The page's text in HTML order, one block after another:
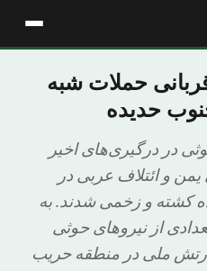
قربانی حملات شبه
حدیده
در درگیری‌های اخیر
و ائتلاف عربی در
کشته و زخمی شدند. به
از نیروهای حوثی
ارتش ملی در منطقه حریب